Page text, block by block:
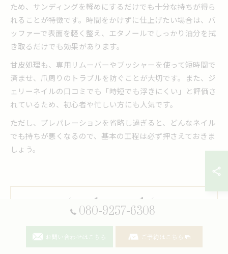
ため、サンディングを軽めにするだけでも十分な持ちが得ら
れることが特徴です。時間をかけずに仕上げたい場合は、バ
ッファーで表面を軽く整え、エタノールでしっかり油分を拭
き取るだけでも効果があります。
甘皮処理も、専用リムーバーやプッシャーを使って短時間で
済ませ、爪周りのトラブルを防ぐことが大切です。また、ジ
ェリーネイルの口コミでも「時短でも浮きにくい」と評価さ
れているため、初心者や忙しい方にも人気です。
ただし、プレパレーションを省略し過ぎると、どんなネイル
でも持ちが悪くなるので、基本の工程は必ず押さえておきま
しょう。
オフィス向けの控えめなネイルから持ち込みによるアートま
で、希望に合わせた施術を石垣にて行っております。肌や爪の
080-9257-6308
お問い合わせはこちら ご予約はこちら